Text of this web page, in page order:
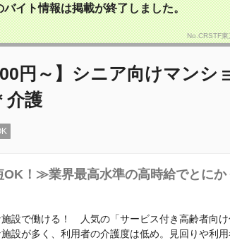
バイト情報は掲載が終了しました。
No.CRSTF
円～】シニア向けマンシ
介護
！≫業界最高水準の高時給でとにか
設で働ける！ 人気の「サービス付き高齢者向
設が多く、利用者の介護度は低め。見回りや利